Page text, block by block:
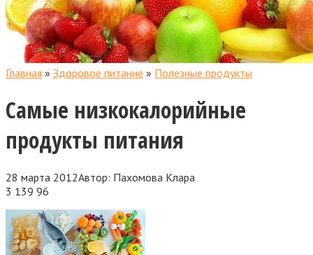
Главная » Здоровое питание » Полезные продукты
Самые низкокалорийные
продукты питания
28 марта 2012Автор: Пахомова Клара
3 139 96